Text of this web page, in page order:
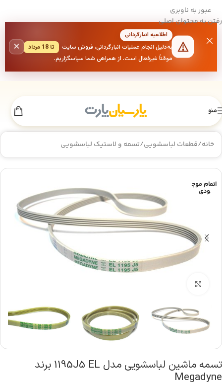
عبور به ناوبری
رفتن به محتوای اصلی
اطلاعیه انبارگردانی
به‌دلیل انجام عملیات انبارگردانی، فروش سایت
تا 18 مرداد
موقتاً غیرفعال است. از همراهی شما سپاسگزاریم.
×
منو
خانه/قطعات لباسشویی/تسمه و لاستیک لباسشویی
اتمام موج
ودی
تسمه ماشین لباسشویی مدل 1195J5 EL برند
Megadyne